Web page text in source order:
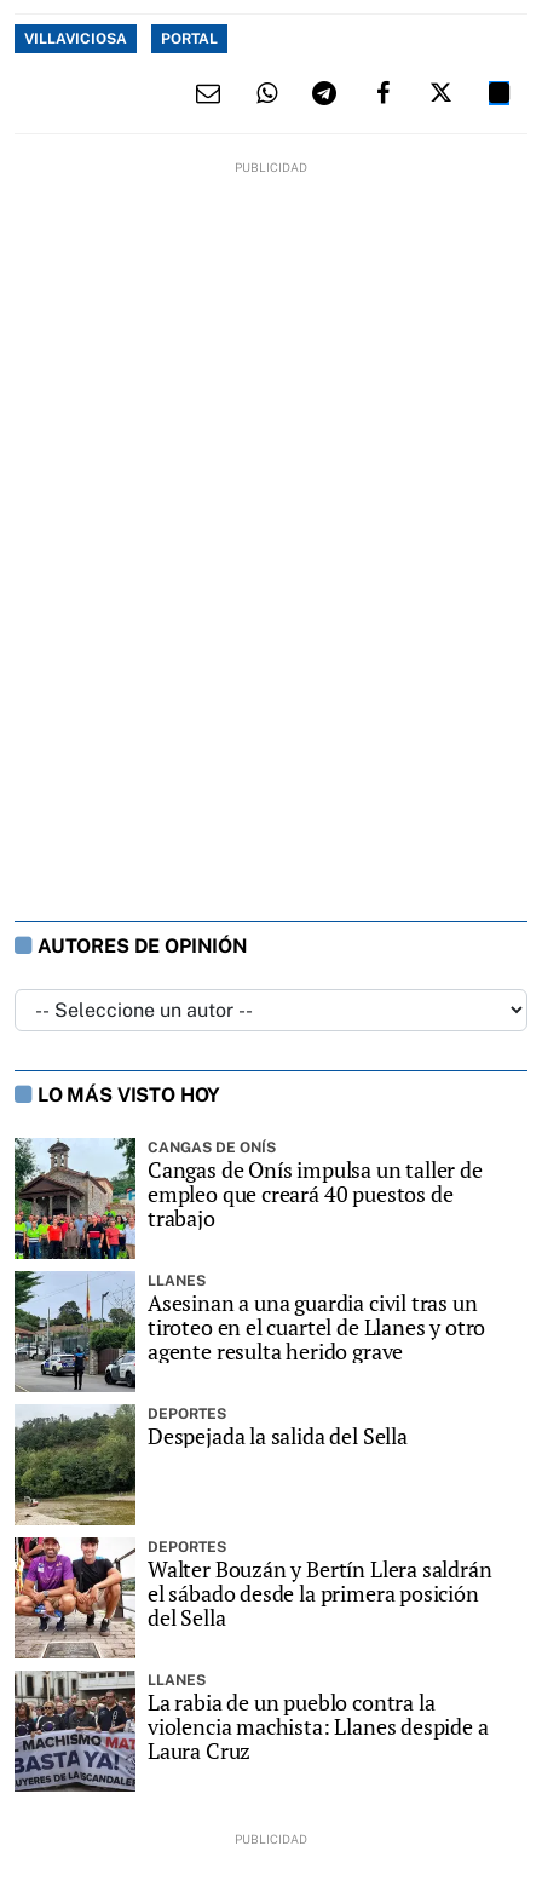
VILLAVICIOSA PORTAL
AUTORES DE OPINIÓN
LO MÁS VISTO HOY
CANGAS DE ONÍS
Cangas de Onís impulsa un taller de
empleo que creará 40 puestos de
trabajo
LLANES
Asesinan a una guardia civil tras un
tiroteo en el cuartel de Llanes y otro
agente resulta herido grave
DEPORTES
Despejada la salida del Sella
DEPORTES
Walter Bouzán y Bertín Llera saldrán
el sábado desde la primera posición
del Sella
LLANES
La rabia de un pueblo contra la
violencia machista: Llanes despide a
Laura Cruz